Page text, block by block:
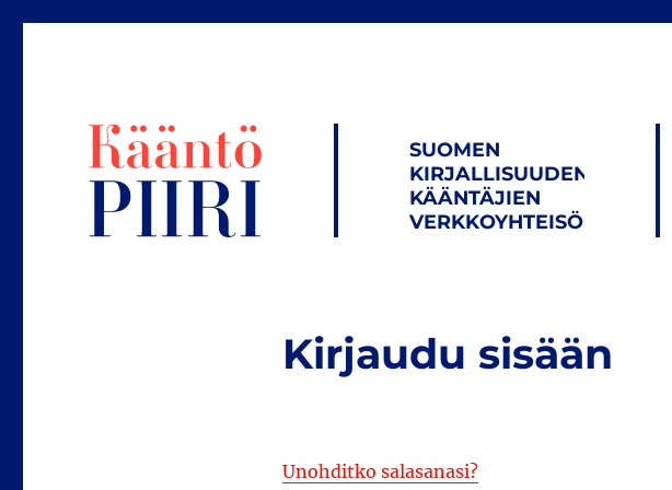
SUOMEN
KIRJALLISUUDEN
KÄÄNTÄJIEN
VERKKOYHTEISÖ
Kirjaudu sisään
Unohditko salasanasi?